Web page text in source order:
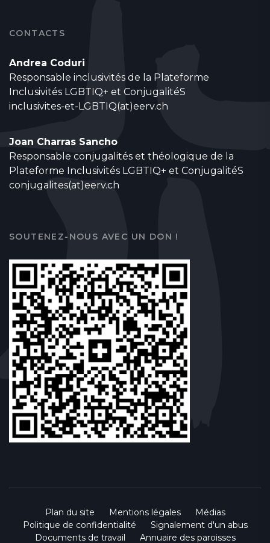
CONTACTS
Andrea Coduri
Responsable inclusivités de la Plateforme
Inclusivités LGBTIQ+ et ConjugalitéS
inclusivites-et-LGBTIQ(at)eerv.ch
Joan Charras Sancho
Responsable conjugalités et théologique de la
Plateforme Inclusivités LGBTIQ+ et ConjugalitéS
conjugalites(at)eerv.ch
SOUTENEZ-NOUS AVEC UN DON !
Plan du site Mentions légales
Médias
Politique de confidentialité
Signalement d'un abus
Documents de travail
Annuaire des paroisses